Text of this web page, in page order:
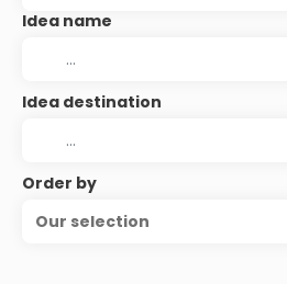
Idea name
Idea destination
Order by
Our selection